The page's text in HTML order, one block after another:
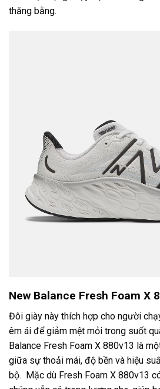
thăng bằng.
New Balance Fresh Foam X
Đôi giày này thích hợp cho người
êm ái để giảm mệt mỏi trong suốt
Balance Fresh Foam X 880v13 là
giữa sự thoải mái, độ bền và hiệu
bộ. Mặc dù Fresh Foam X 880v13